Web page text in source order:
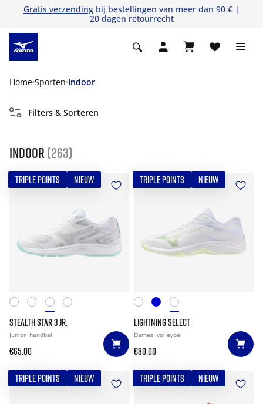
Gratis verzending bij bestellingen van meer dan 90 € |
20 dagen retourrecht
Home Sporten Indoor
Filters & Sorteren
Indoor (263)
TRIPLE POINTS NIEUW
STEALTH STAR 3 JR.
Junior handbal
€65.00
TRIPLE POINTS NIEUW
LIGHTNING SELECT
Dames volleybal
€80.00
TRIPLE POINTS NIEUW TRIPLE POINTS NIEUW